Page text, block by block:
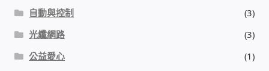
我的帳號
結帳
自動與控制
(3)
光纖網路
(3)
公益愛心
(1)